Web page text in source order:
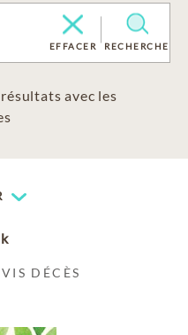
EFFACER RECHERCHE
avec les
DÉCÈS